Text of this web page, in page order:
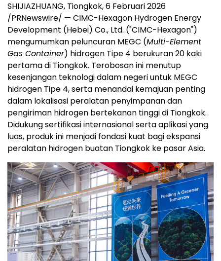
SHIJIAZHUANG, Tiongkok, 6 Februari 2026
/PRNewswire/ — CIMC-Hexagon Hydrogen Energy
Development (Hebei) Co., Ltd. ("CIMC-Hexagon")
mengumumkan peluncuran MEGC (Multi-Element
Gas Container) hidrogen Tipe 4 berukuran 20 kaki
pertama di Tiongkok. Terobosan ini menutup
kesenjangan teknologi dalam negeri untuk MEGC
hidrogen Tipe 4, serta menandai kemajuan penting
dalam lokalisasi peralatan penyimpanan dan
pengiriman hidrogen bertekanan tinggi di Tiongkok.
Didukung sertifikasi internasional serta aplikasi yang
luas, produk ini menjadi fondasi kuat bagi ekspansi
peralatan hidrogen buatan Tiongkok ke pasar Asia.